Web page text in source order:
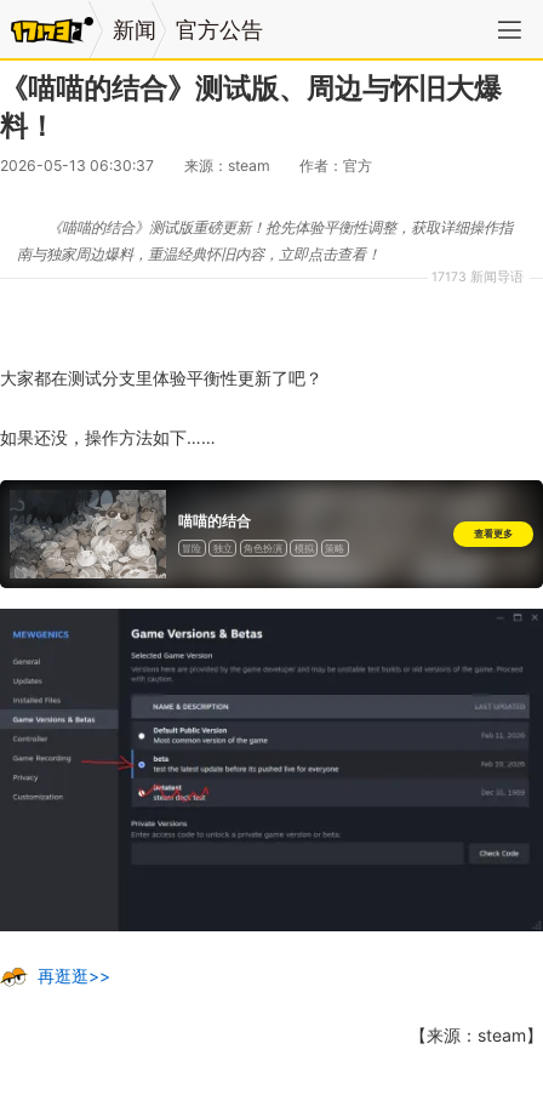
新闻 官方公告
《喵喵的结合》测试版、周边与怀旧大爆
料！
2026-05-13 06:30:37 来源：steam 作者：官方
17173 新闻导语
《喵喵的结合》测试版重磅更新！抢先体验平衡性调整，获取详细操作指
南与独家周边爆料，重温经典怀旧内容，立即点击查看！
大家都在测试分支里体验平衡性更新了吧？
如果还没，操作方法如下……
喵喵的结合
冒险 独立 角色扮演 模拟 策略
查看更多
再逛逛>>
【来源：steam】